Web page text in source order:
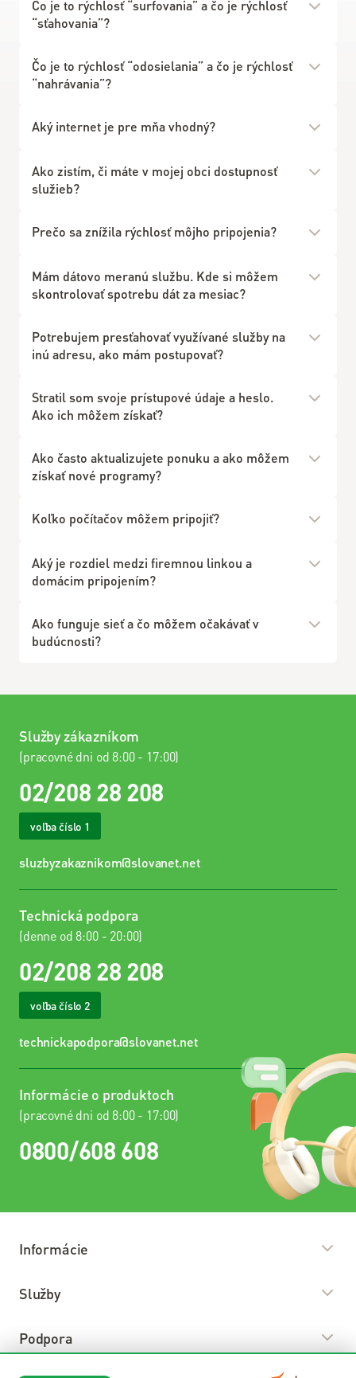
Čo je to rýchlosť “surfovania” a čo je rýchlosť
“sťahovania”?
Čo je to rýchlosť “odosielania” a čo je rýchlosť
“nahrávania”?
Aký internet je pre mňa vhodný?
Ako zistím, či máte v mojej obci dostupnosť
služieb?
Prečo sa znížila rýchlosť môjho pripojenia?
Mám dátovo meranú službu. Kde si môžem
skontrolovať spotrebu dát za mesiac?
Potrebujem presťahovať využívané služby na
inú adresu, ako mám postupovať?
Stratil som svoje prístupové údaje a heslo.
Ako ich môžem získať?
Ako často aktualizujete ponuku a ako môžem
získať nové programy?
Koľko počítačov môžem pripojiť?
Aký je rozdiel medzi firemnou linkou a
domácim pripojením?
Ako funguje sieť a čo môžem očakávať v
budúcnosti?
Služby zákazníkom
(pracovné dni od 8:00 - 17:00)
02/208 28 208
voľba číslo 1
sluzbyzakaznikom@slovanet.net
Technická podpora
(denne od 8:00 - 20:00)
02/208 28 208
voľba číslo 2
technickapodpora@slovanet.net
Informácie o produktoch
(pracovné dni od 8:00 - 17:00)
0800/608 608
Informácie
O nás
Kariéra
Nadačný fond Slovanet
Služby
Internet
Podpora